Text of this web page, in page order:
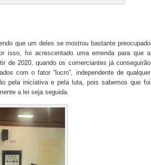
que um deles se mostrou bastante preocupado
isso, foi acrescentado uma emenda para que a
de 2020, quando os comerciantes já conseguirão
com o fator “lucro”, independente de qualquer
pela iniciativa e pela luta, pois sabemos que foi
a lei seja seguida.